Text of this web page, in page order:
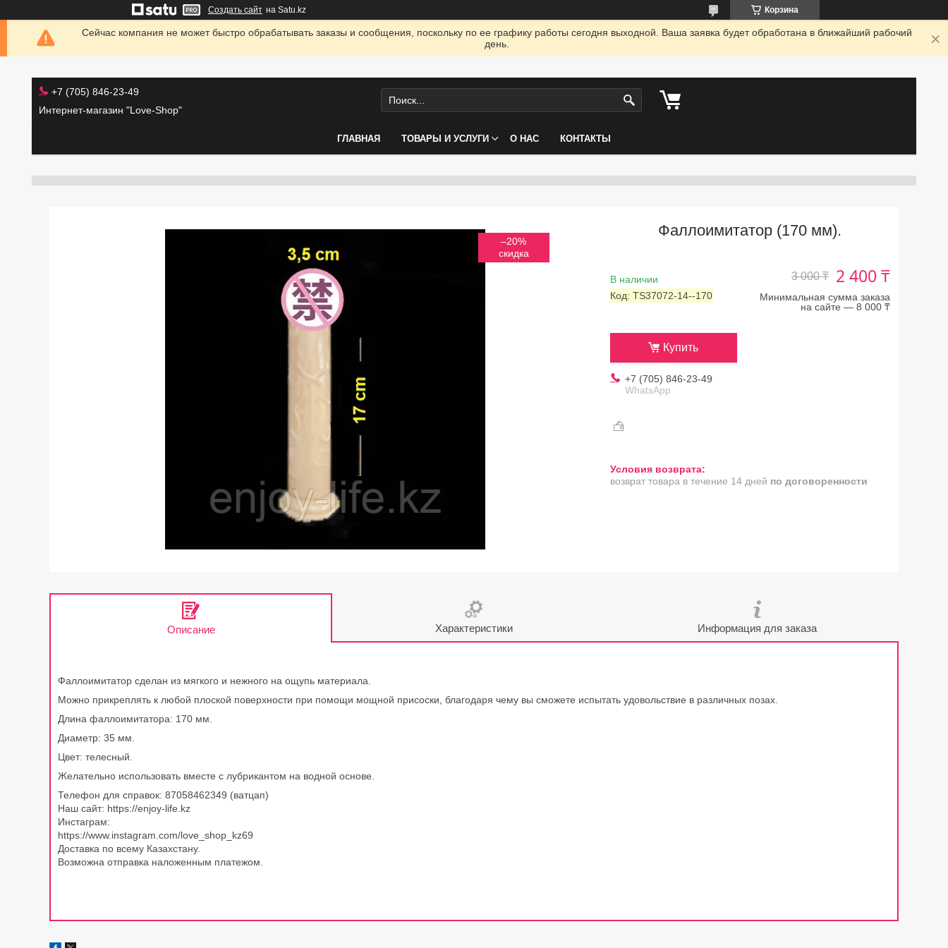
Создать сайт на Satu.kz Корзина
Сейчас компания не может быстро обрабатывать заказы и сообщения, поскольку по ее графику работы сегодня выходной. Ваша заявка будет обработана в ближайший рабочий
день.
+7 (705) 846-23-49
Интернет-магазин "Love-Shop"
ГЛАВНАЯ ТОВАРЫ И УСЛУГИ О НАС КОНТАКТЫ
–20%
Фаллоимитатор (170 мм).
В наличии
Код: TS37072-14--170
3 000 ₸ 2 400 ₸
Минимальная сумма заказа
на сайте — 8 000 ₸
Купить
+7 (705) 846-23-49
WhatsApp
возврат товара в течение 14 дней по договоренности
Описание Характеристики Информация для заказа
Фаллоимитатор сделан из мягкого и нежного на ощупь материала.
Можно прикреплять к любой плоской поверхности при помощи мощной присоски, благодаря чему вы сможете испытать удовольствие в различных позах.
Длина фаллоимитатора: 170 мм.
Диаметр: 35 мм.
Цвет: телесный.
Желательно использовать вместе с лубрикантом на водной основе.
Телефон для справок: 87058462349 (ватцап)
Наш сайт: https://enjoy-life.kz
Инстаграм:
https://www.instagram.com/love_shop_kz69
Доставка по всему Казахстану.
Возможна отправка наложенным платежом.